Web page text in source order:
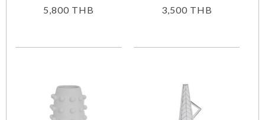
5,800 THB 3,500 THB